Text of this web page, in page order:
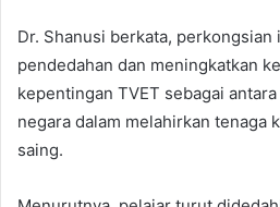
Dr. Shanusi berkata,
pendedahan dan meningkatkan
kepentingan TVET sebagai
negara dalam melahirkan tenaga
saing.